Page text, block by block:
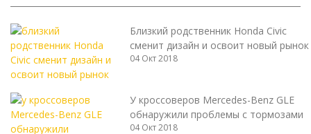
Близкий родственник Honda Civic
сменит дизайн и освоит новый рынок
04 Окт 2018
У кроссоверов Mercedes-Benz GLE
обнаружили проблемы с тормозами
04 Окт 2018